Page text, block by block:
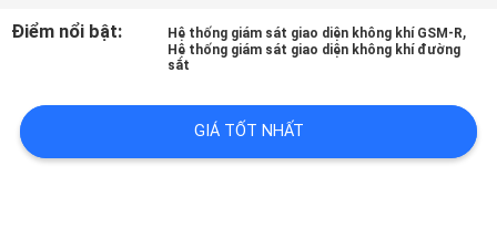
KIỂM
CHẤT
LƯỢNG
Điểm nổi bật: Hệ thống giám sát giao diện không khí GSM-R,
Hệ thống giám sát giao diện không khí đường
sắt
GIÁ TỐT NHẤT